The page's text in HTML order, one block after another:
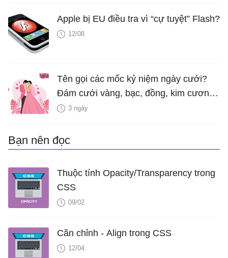
Apple bị EU điều tra vì “cự tuyệt” Flash?
12/08
Tên gọi các mốc kỷ niệm ngày cưới?
Đám cưới vàng, bạc, đồng, kim cương
là bao nhiêu năm?
3 ngày
Bạn nên đọc
Thuộc tính Opacity/Transparency trong
CSS
09/02
Căn chỉnh - Align trong CSS
12/04